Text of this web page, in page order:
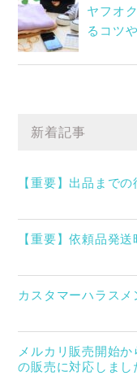
ヤフオ
るコツ
新着記事
【重要】出品まで
【重要】依頼品発
カスタマーハラスメ
メルカリ販売開始
の販売に対応しまし